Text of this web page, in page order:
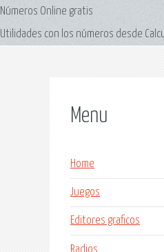
Números Online gratis
Utilidades con los números desde
Menu
Home
Juegos
Editores graficos
Radios